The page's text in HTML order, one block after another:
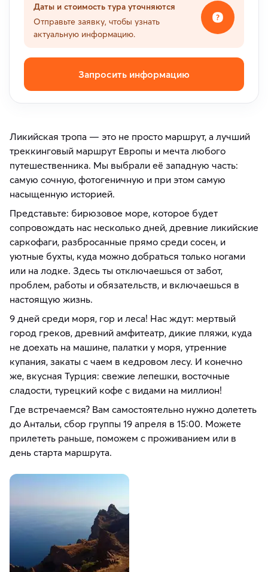
Даты и стоимость тура уточняются
Отправьте заявку, чтобы узнать
актуальную информацию.
Запросить информацию
Ликийская тропа — это не просто маршрут, а лучший
треккинговый маршрут Европы и мечта любого
путешественника. Мы выбрали её западную часть:
самую сочную, фотогеничную и при этом самую
насыщенную историей.
Представьте: бирюзовое море, которое будет
сопровождать нас несколько дней, древние ликийские
саркофаги, разбросанные прямо среди сосен, и
уютные бухты, куда можно добраться только ногами
или на лодке. Здесь ты отключаешься от забот,
проблем, работы и обязательств, и включаешься в
настоящую жизнь.
9 дней среди моря, гор и леса! Нас ждут: мертвый
город греков, древний амфитеатр, дикие пляжи, куда
не доехать на машине, палатки у моря, утренние
купания, закаты с чаем в кедровом лесу. И конечно
же, вкусная Турция: свежие лепешки, восточные
сладости, турецкий кофе с видами на миллион!
Где встречаемся? Вам самостоятельно нужно долететь
до Антальи, сбор группы 19 апреля в 15:00. Можете
прилететь раньше, поможем с проживанием или в
день старта маршрута.